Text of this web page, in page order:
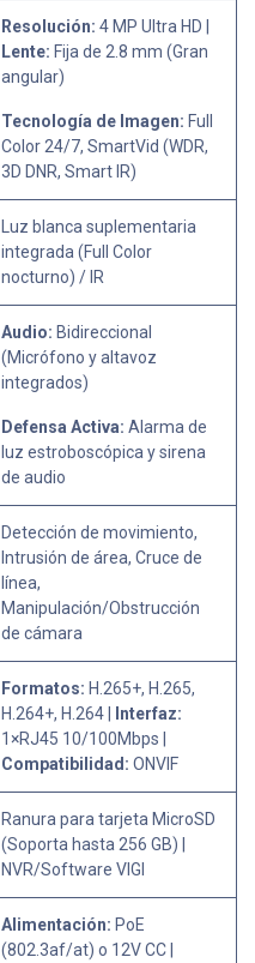
Resolución: 4 MP Ultra HD |
Lente: Fija de 2.8 mm (Gran
angular)
Tecnología de Imagen: Full
Color 24/7, SmartVid (WDR,
3D DNR, Smart IR)
Luz blanca suplementaria
integrada (Full Color
nocturno) / IR
Audio: Bidireccional
(Micrófono y altavoz
integrados)
Defensa Activa: Alarma de
luz estroboscópica y sirena
de audio
Detección de movimiento,
Intrusión de área, Cruce de
línea,
Manipulación/Obstrucción
de cámara
Formatos: H.265+, H.265,
H.264+, H.264 |
Interfaz:
1×RJ45 10/100Mbps |
Compatibilidad: ONVIF
Ranura para tarjeta MicroSD
(Soporta hasta 256 GB) |
NVR/Software VIGI
Alimentación: PoE
(802.3af/at) o 12V CC |